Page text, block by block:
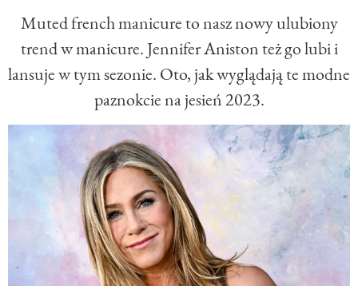
Muted french manicure to nasz nowy ulubiony
trend w manicure. Jennifer Aniston też go lubi i
lansuje w tym sezonie. Oto, jak wyglądają te modne
paznokcie na jesień 2023.